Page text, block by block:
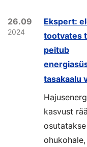
26.09
2024
Ekspert:
tootvates
peitub
tasakaalu
kasvust
osutatakse